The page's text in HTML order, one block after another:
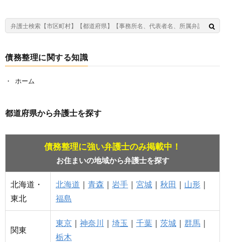
債務整理に関する知識
ホーム
都道府県から弁護士を探す
債務整理に強い弁護士のみ掲載中！
お住まいの地域から弁護士を探す
北海道・
東北
北海道 ｜ 青森 ｜ 岩手 ｜ 宮城 ｜ 秋田 ｜ 山形 ｜
福島
関東
東京 ｜ 神奈川 ｜ 埼玉 ｜ 千葉 ｜ 茨城 ｜ 群馬 ｜
栃木